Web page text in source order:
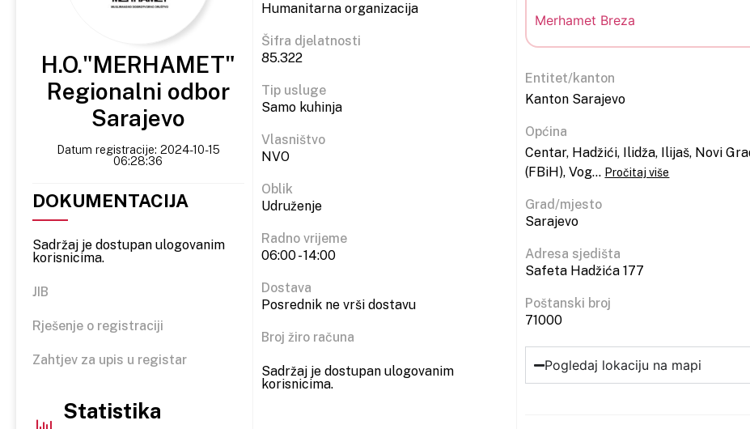
H.O."MERHAMET"
Regionalni odbor
Sarajevo
Datum registracije: 2024-10-15
06:28:36
DOKUMENTACIJA
Sadržaj je dostupan ulogovanim
korisnicima.
JIB
Rješenje o registraciji
Zahtjev za upis u registar
Statistika
Humanitarna organizacija
Šifra djelatnosti
85.322
Tip usluge
Samo kuhinja
Vlasništvo
NVO
Oblik
Udruženje
Radno vrijeme
06:00 - 14:00
Dostava
Posrednik ne vrši dostavu
Broj žiro računa
Sadržaj je dostupan ulogovanim
korisnicima.
Merhamet Breza
Entitet/kanton
Kanton Sarajevo
Općina
Centar, Hadžići, Ilidža, Ilijaš, Novi
(FBiH), Vog... Pročitaj više
Grad/mjesto
Sarajevo
Adresa sjedišta
Safeta Hadžića 177
Poštanski broj
71000
Pogledaj lokaciju na mapi